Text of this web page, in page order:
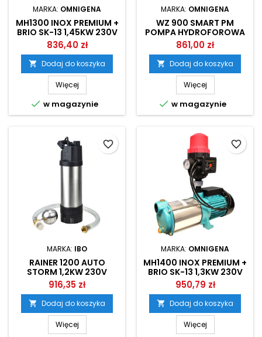
MARKA: OMNIGENA
MH1300 INOX PREMIUM +
BRIO SK-13 1,45KW 230V
ZESTAW HYDROFOROWY
OMNIGENA
836,40 zł
 Dodaj do koszyka
Więcej
 w magazynie
MARKA: OMNIGENA
WZ 900 SMART PM
POMPA HYDROFOROWA
Z FALOWNIKIEM
OMNIGENA
861,00 zł
 Dodaj do koszyka
Więcej
 w magazynie
MARKA: IBO
RAINER 1200 AUTO
STORM 1,2KW 230V
AUTOMATYCZNA POMPA
ZATAPIALNA IBO
916,35 zł
 Dodaj do koszyka
Więcej
favorite_border
MARKA: OMNIGENA
MH1400 INOX PREMIUM +
BRIO SK-13 1,3KW 230V
ZESTAW HYDROFOROWY
OMNIGENA
950,79 zł
 Dodaj do koszyka
Więcej
favorite_border